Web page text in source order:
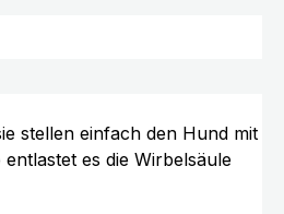
stellen einfach den Hund mit
es die Wirbelsäule